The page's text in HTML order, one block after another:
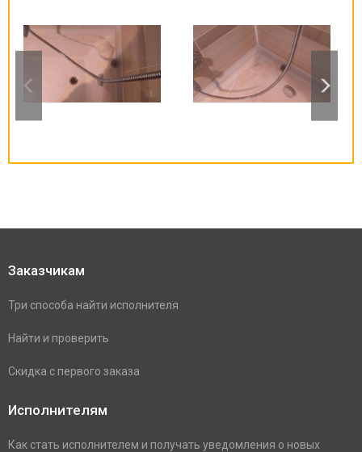
Заказчикам
Три способа найти исполнителя
Найти и проверить
Скидка с первого заказа
Исполнителям
Как стать исполнителем и получать уведомления о новых